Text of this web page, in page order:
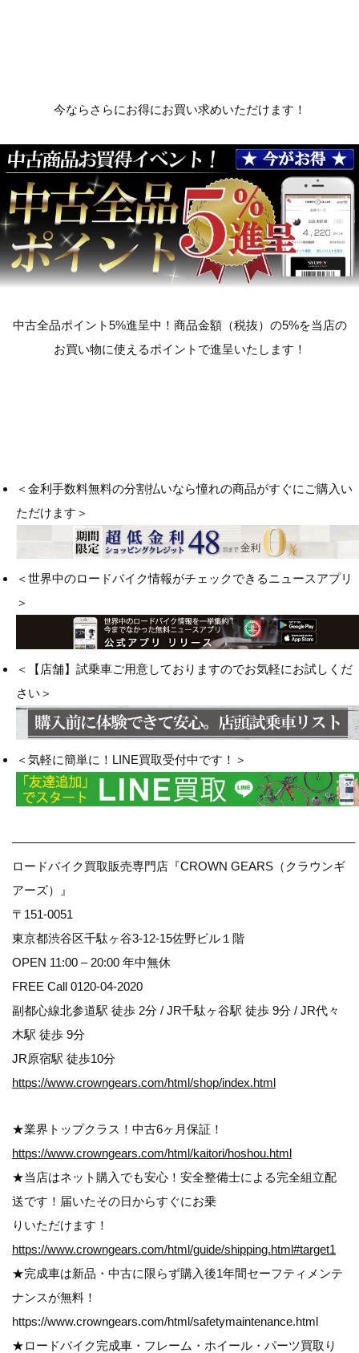
今ならさらにお得にお買い求めいただけます！
中古全品ポイント5%進呈中！商品金額（税抜）の5%を当店の
お買い物に使えるポイントで進呈いたします！
＜金利手数料無料の分割払いなら憧れの商品がすぐにご購入い
ただけます＞
＜世界中のロードバイク情報がチェックできるニュースアプリ
＞
＜【店舗】試乗車ご用意しておりますのでお気軽にお試しくだ
さい＞
＜気軽に簡単に！LINE買取受付中です！＞
————————————————————————————–
ロードバイク買取販売専門店『CROWN GEARS（クラウンギ
アーズ）』
〒151-0051
東京都渋谷区千駄ヶ谷3-12-15佐野ビル１階
OPEN 11:00 – 20:00 年中無休
FREE Call 0120-04-2020
副都心線北参道駅 徒歩 2分 / JR千駄ヶ谷駅 徒歩 9分 / JR代々
木駅 徒歩 9分
JR原宿駅 徒歩10分
https://www.crowngears.com/html/shop/index.html
★業界トップクラス！中古6ヶ月保証！
https://www.crowngears.com/html/kaitori/hoshou.html
★当店はネット購入でも安心！安全整備士による完全組立配
送です！届いたその日からすぐにお乗
りいただけます！
https://www.crowngears.com/html/guide/shipping.html#target1
★完成車は新品・中古に限らず購入後1年間セーフティメンテ
ナンスが無料！
https://www.crowngears.com/html/safetymaintenance.html
★ロードバイク完成車・フレーム・ホイール・パーツ買取り